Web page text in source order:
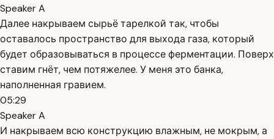
Speaker A
Далее накрываем сырьё тарелкой так, чтобы
оставалось пространство для выхода газа, который
будет образовываться в процессе ферментации. Поверх
ставим гнёт, чем потяжелее. У меня это банка,
наполненная гравием.
05:29
Speaker A
И накрываем всю конструкцию влажным, не мокрым, а